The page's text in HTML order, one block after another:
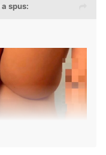
a spus: